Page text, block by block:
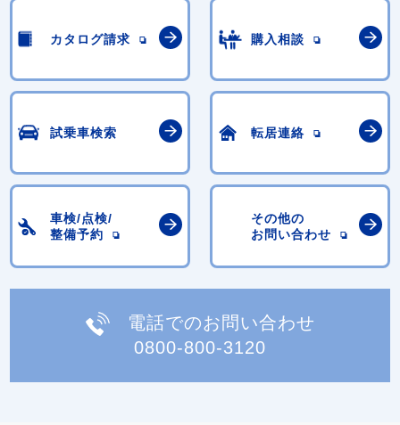
カタログ請求 購入相談
試乗車検索 転居連絡
車検/点検/
整備予約
その他の
お問い合わせ
電話でのお問い合わせ
0800-800-3120